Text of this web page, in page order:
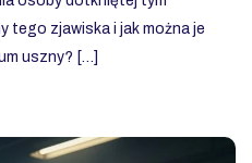
tego zjawiska i jak można je
uszny? […]